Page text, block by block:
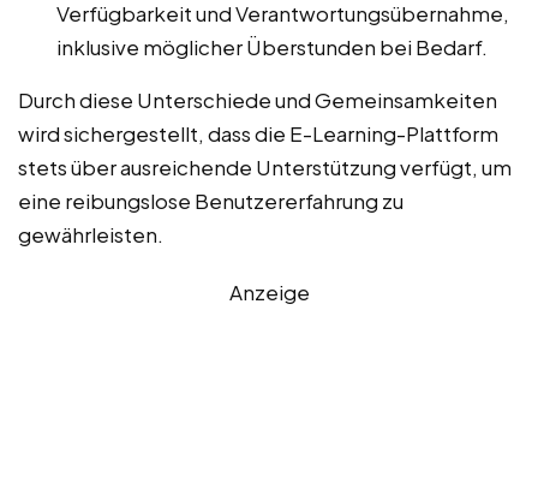
Verfügbarkeit und Verantwortungsübernahme,
inklusive möglicher Überstunden bei Bedarf.
Durch diese Unterschiede und Gemeinsamkeiten
wird sichergestellt, dass die E-Learning-Plattform
stets über ausreichende Unterstützung verfügt, um
eine reibungslose Benutzererfahrung zu
gewährleisten.
Anzeige